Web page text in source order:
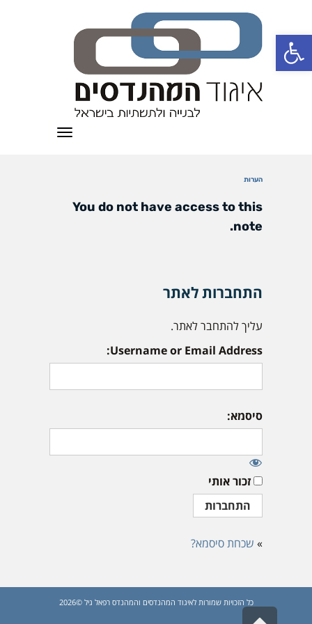
פתח סרגל נגישות
תפריט
הערות
You do not have access to this
note.
התחברות לאתר
עליך להתחבר לאתר.
Username or Email Address:
סיסמא:
זכור אותי
» שכחת סיסמא?
כל הזכויות שמורות לאיגוד המהנדסים והמהנדס רפאל גיל ©2026